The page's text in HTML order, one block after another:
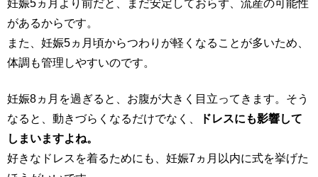
妊娠5ヵ月より前だと、まだ安定しておらず、流産の可能性
があるからです。
また、妊娠5ヵ月頃からつわりが軽くなることが多いため、
体調も管理しやすいのです。
妊娠8ヵ月を過ぎると、お腹が大きく目立ってきます。そう
なると、動きづらくなるだけでなく、
ドレスにも影響して
しまいますよね。
好きなドレスを着るためにも、妊娠7ヵ月以内に式を挙げた